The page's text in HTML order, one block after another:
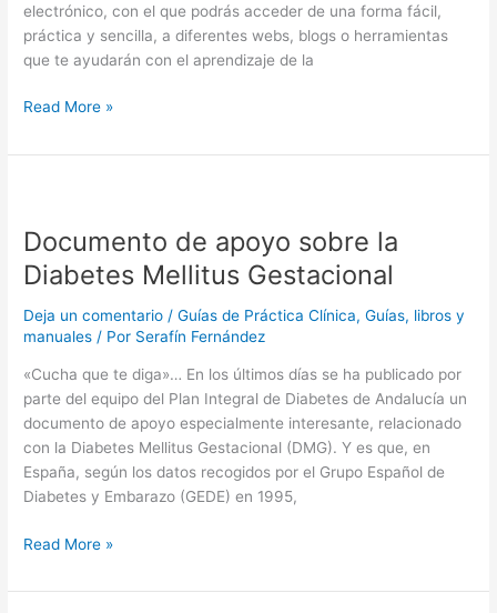
electrónico, con el que podrás acceder de una forma fácil,
práctica y sencilla, a diferentes webs, blogs o herramientas
que te ayudarán con el aprendizaje de la
#Evidénciante:
de
sobre
Práctica
Basada
Evidencia
Read More »
Documento de apoyo sobre la
Diabetes Mellitus Gestacional
Deja un comentario /Guías de Práctica Clínica,Guías, libros y
manuales / Por Serafín Fernández
«Cucha que te diga»… En los últimos días se ha publicado por
parte del equipo del Plan Integral de Diabetes de Andalucía un
documento de apoyo especialmente interesante, relacionado
con la Diabetes Mellitus Gestacional (DMG). Y es que, en
España, según los datos recogidos por el Grupo Español de
Diabetes y Embarazo (GEDE) en 1995,
Documento
apoyo
Read More »